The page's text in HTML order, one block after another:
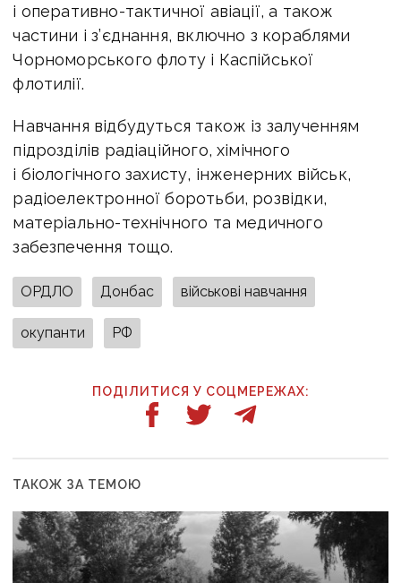
і оперативно-тактичної авіації, а також
частини і з’єднання, включно з кораблями
Чорноморського флоту і Каспійської
флотилії.
Навчання відбудуться також із залученням
підрозділів радіаційного, хімічного
і біологічного захисту, інженерних військ,
радіоелектронної боротьби, розвідки,
матеріально-технічного та медичного
забезпечення тощо.
ОРДЛО Донбас військові навчання
окупанти РФ
ПОДІЛИТИСЯ У СОЦМЕРЕЖАХ:
ТАКОЖ ЗА ТЕМОЮ